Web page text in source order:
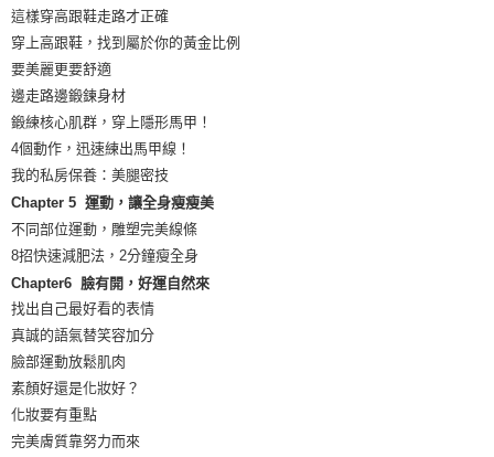
這樣穿高跟鞋走路才正確
穿上高跟鞋，找到屬於你的黃金比例
要美麗更要舒適
邊走路邊鍛鍊身材
鍛練核心肌群，穿上隱形馬甲！
4個動作，迅速練出馬甲線！
我的私房保養：美腿密技
Chapter 5 運動，讓全身瘦瘦美
不同部位運動，雕塑完美線條
8招快速減肥法，2分鐘瘦全身
Chapter6 臉有開，好運自然來
找出自己最好看的表情
真誠的語氣替笑容加分
臉部運動放鬆肌肉
素顏好還是化妝好？
化妝要有重點
完美膚質靠努力而來